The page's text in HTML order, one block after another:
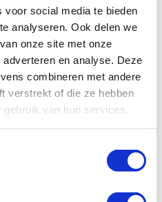
voor social media te bieden
analyseren. Ook delen we
onze site met onze
en analyse. Deze
combineren met andere
verstrekt of die ze hebben
van hun services.